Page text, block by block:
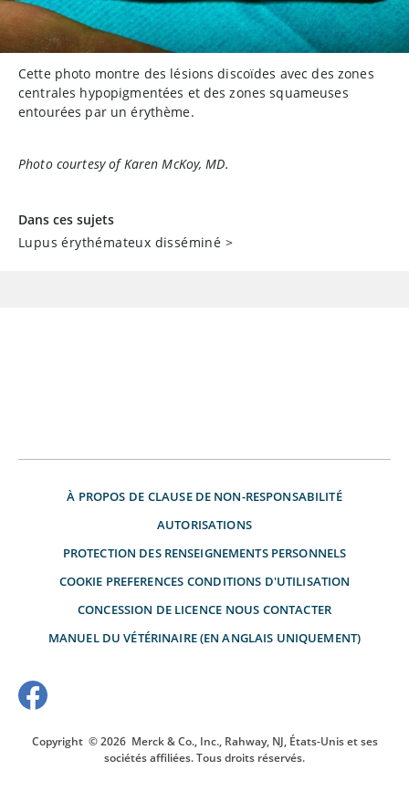
Cette photo montre des lésions discoïdes avec des zones
centrales hypopigmentées et des zones squameuses
entourées par un érythème.
Photo courtesy of Karen McKoy, MD.
Dans ces sujets
Lupus érythémateux disséminé >
À PROPOS DE CLAUSE DE NON-RESPONSABILITÉ
AUTORISATIONS
PROTECTION DES RENSEIGNEMENTS PERSONNELS
COOKIE PREFERENCES CONDITIONS D'UTILISATION
CONCESSION DE LICENCE NOUS CONTACTER
MANUEL DU VÉTÉRINAIRE (EN ANGLAIS UNIQUEMENT)
Copyright © 2026 Merck & Co., Inc., Rahway, NJ, États-Unis et ses
sociétés affiliées. Tous droits réservés.